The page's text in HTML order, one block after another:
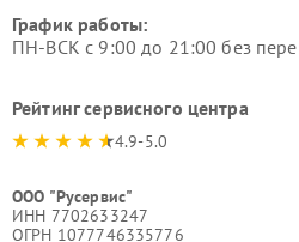
График работы:
ПН-ВСК с 9:00 до 21:00 без
Рейтинг сервисного центра
4.9-5.0
ООО "Русервис"
ИНН 7702633247
ОГРН 1077746335776